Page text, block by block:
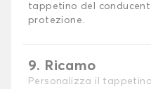
tappetino del
protezione.
9. Ricamo
Personalizza il